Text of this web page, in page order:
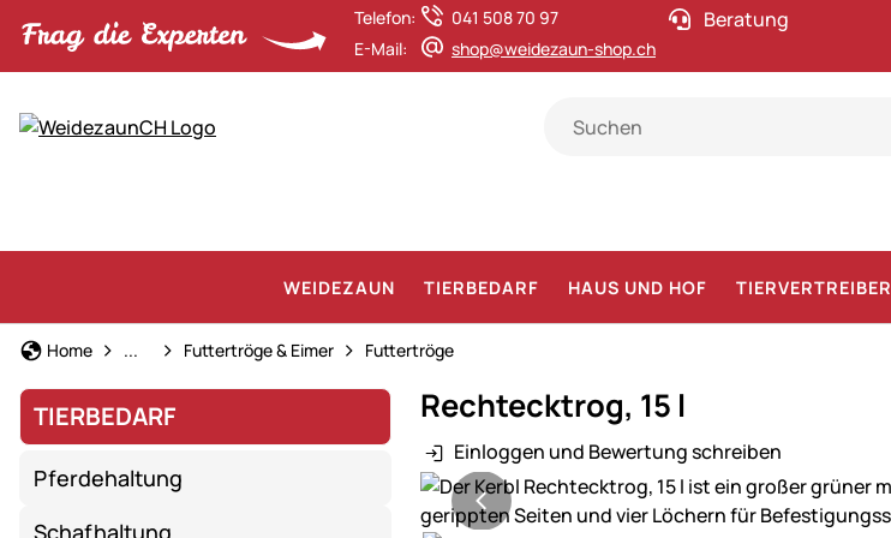
Telefon:
041 508 70 97
E-Mail:
shop@weidezaun-shop.ch
Beratung
WEIDEZAUN TIERBEDARF HAUS UND HOF TIERVERTREIBER
Home Kälberaufzucht
... Futtertröge & Eimer Futtertröge
TIERBEDARF
Pferdehaltung
Schafhaltung
Rechtecktrog, 15 l
Einloggen und Bewertung schreiben
Produktgalerie